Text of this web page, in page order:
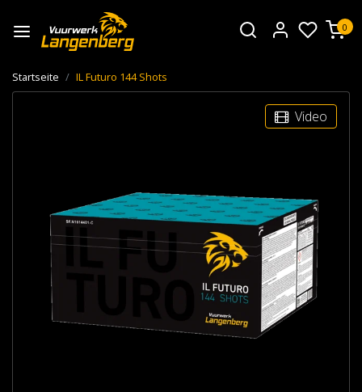
0
Startseite IL Futuro 144 Shots
Video